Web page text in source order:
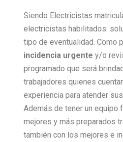
Siendo Electricistas
electricistas habilitados:
tipo de eventualidad. Como
incidencia urgente y/o
programado que será
trabajadores quienes
experiencia para atender
Además de tener un equipo
mejores y más preparados
también con los mejores e